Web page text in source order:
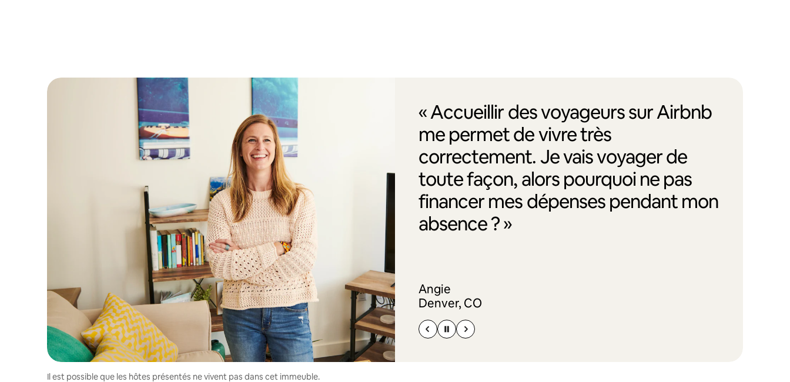
« Accueillir des voyageurs sur Airbnb
me permet de vivre très
correctement. Je vais voyager de
toute façon, alors pourquoi ne pas
financer mes dépenses pendant mon
absence ? »
Angie
Denver, CO
Il est possible que les hôtes présentés ne vivent pas dans cet immeuble.